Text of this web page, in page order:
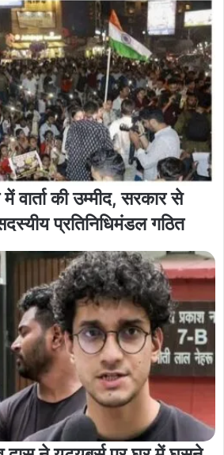
वार्ता की उम्मीद, सरकार से
प्रतिनिधिमंडल गठित